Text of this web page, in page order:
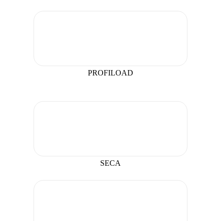
PROFILOAD
SECA